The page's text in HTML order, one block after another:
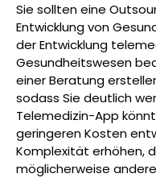
Sie sollten eine
Entwicklung von
der Entwicklung
Gesundheitswesen
einer Beratung
sodass Sie deutlich
Telemedizin-App
geringeren Kosten
Komplexität erhöhen,
möglicherweise